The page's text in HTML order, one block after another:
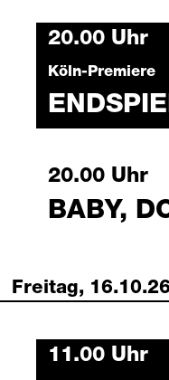
Thursday,
20.00 Uhr
Köln-Premiere
Thursday,
20.00 Uhr
BABY,
Freitag,
Friday, 16
11.00 Uhr